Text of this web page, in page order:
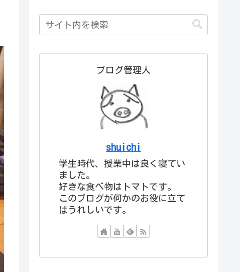
ブログ管理人
shuichi
学生時代、授業中は良く寝てい
ました。
好きな食べ物はトマトです。
このブログが何かのお役に立て
ばうれしいです。